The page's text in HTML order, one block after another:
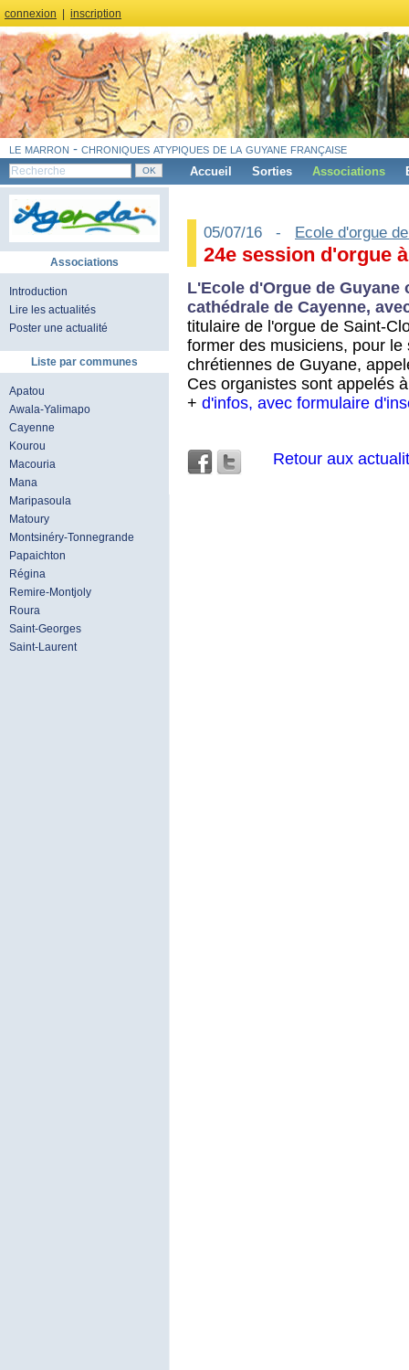
connexion inscription
le marron - chroniques atypiques de la guyane française
Accueil Sorties Associations
Associations
Introduction
Lire les actualités
Poster une actualité
Liste par communes
Apatou
Awala-Yalimapo
Cayenne
Kourou
Macouria
Mana
Maripasoula
Matoury
Montsinéry-Tonnegrande
Papaichton
Régina
Remire-Montjoly
Roura
Saint-Georges
Saint-Laurent
05/07/16 - Ecole d'orgue
24e session d'orgue
L'Ecole d'Orgue de Guyane
cathédrale de Cayenne,
titulaire de l'orgue de Saint-
former des musiciens, pour
chrétiennes de Guyane,
Ces organistes sont appelés
+ d'infos, avec formulaire
Retour aux